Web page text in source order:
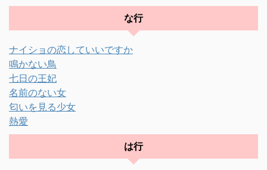
な行
ナイショの恋していいですか
鳴かない鳥
七日の王妃
名前のない女
匂いを見る少女
熱愛
は行